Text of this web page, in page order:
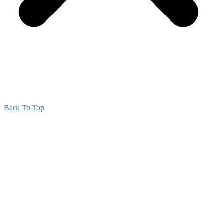
Back To Top